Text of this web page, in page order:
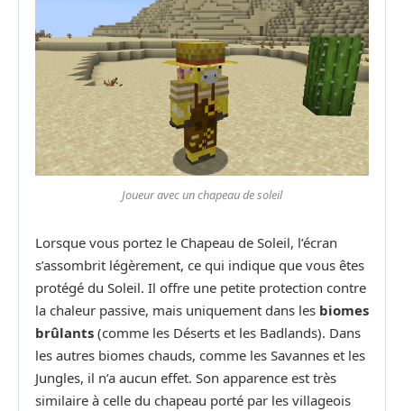
Joueur avec un chapeau de soleil
Lorsque vous portez le Chapeau de Soleil, l’écran
s’assombrit légèrement, ce qui indique que vous êtes
protégé du Soleil. Il offre une petite protection contre
la chaleur passive, mais uniquement dans les biomes
brûlants (comme les Déserts et les Badlands). Dans
les autres biomes chauds, comme les Savannes et les
Jungles, il n’a aucun effet. Son apparence est très
similaire à celle du chapeau porté par les villageois